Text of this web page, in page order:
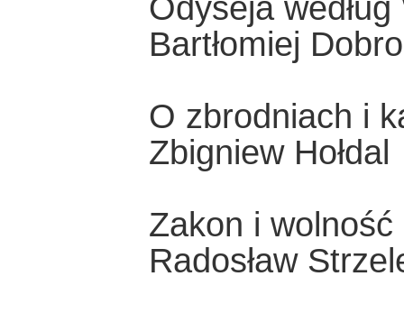
Odyseja według
Bartłomiej
O zbrodniach i
Zbigniew Hołdal
Zakon i wolność
Radosław